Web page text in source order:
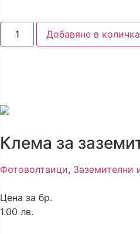
Добавяне в
Клема за
Фотоволтаици, Заземителни
Цена за бр.
1.00 лв.